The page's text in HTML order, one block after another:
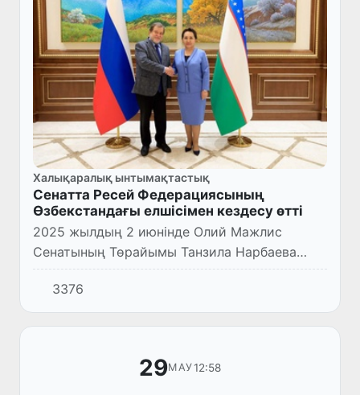
Халықаралық ынтымақтастық
Сенатта Ресей Федерациясының
Өзбекстандағы елшісімен кездесу өтті
2025 жылдың 2 июнінде Олий Мажлис
Сенатының Төрайымы Танзила Нарбаева
Ресей Федерациясының Өзбекстан
Республикасындағы Төтенше және Өкілетті
Елшісі Олег Мальгиновпен кездесті.
3376
29МАУ12:58